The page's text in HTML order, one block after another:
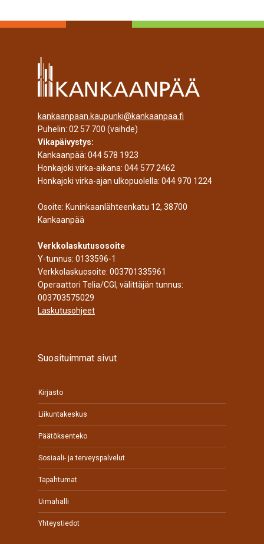
kankaanpaan.kaupunki@kankaanpaa.fi
Puhelin: 02 57 700 (vaihde)
Vikapäivystys:
Kankaanpää: 044 578 1923
Honkajoki virka-aikana: 044 577 2462
Honkajoki virka-ajan ulkopuolella: 044 970 1224
Osoite: Kuninkaanlähteenkatu 12, 38700
Kankaanpää
Verkkolaskutusosoite
Y-tunnus: 0133596-1
Verkkolaskuosoite: 003701335961
Operaattori Telia/CGI, välittäjän tunnus:
003703575029
Laskutusohjeet
Suosituimmat sivut
Kirjasto
Liikuntakeskus
Päätöksenteko
Sosiaali- ja terveyspalvelut
Tapahtumat
Uimahalli
Yhteystiedot